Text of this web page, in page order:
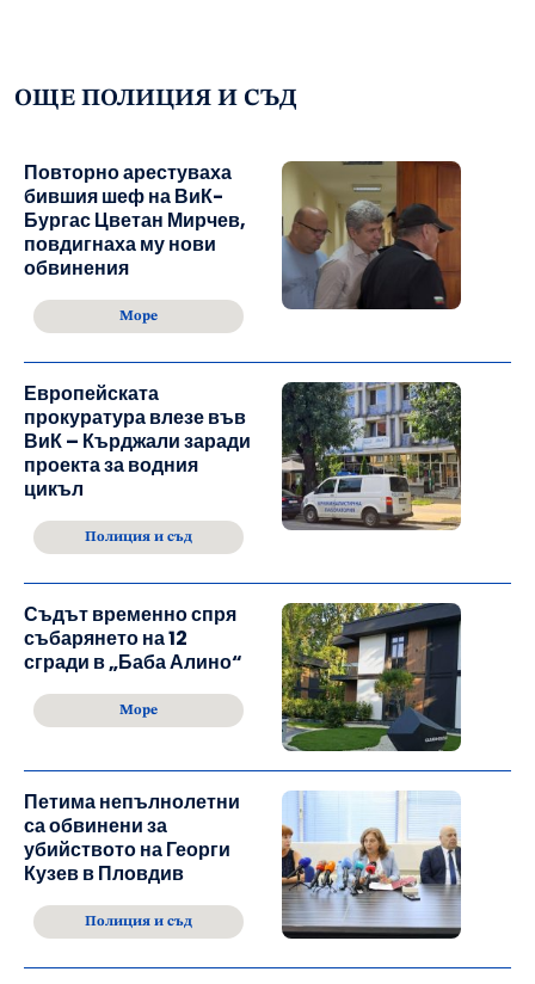
ОЩЕ ПОЛИЦИЯ И СЪД
Повторно арестуваха
бившия шеф на ВиК-
Бургас Цветан Мирчев,
повдигнаха му нови
обвинения
Море
Европейската
прокуратура влезе във
ВиК – Кърджали заради
проекта за водния
цикъл
Полиция и съд
Съдът временно спря
събарянето на 12
сгради в „Баба Алино“
Море
Петима непълнолетни
са обвинени за
убийството на Георги
Кузев в Пловдив
Полиция и съд